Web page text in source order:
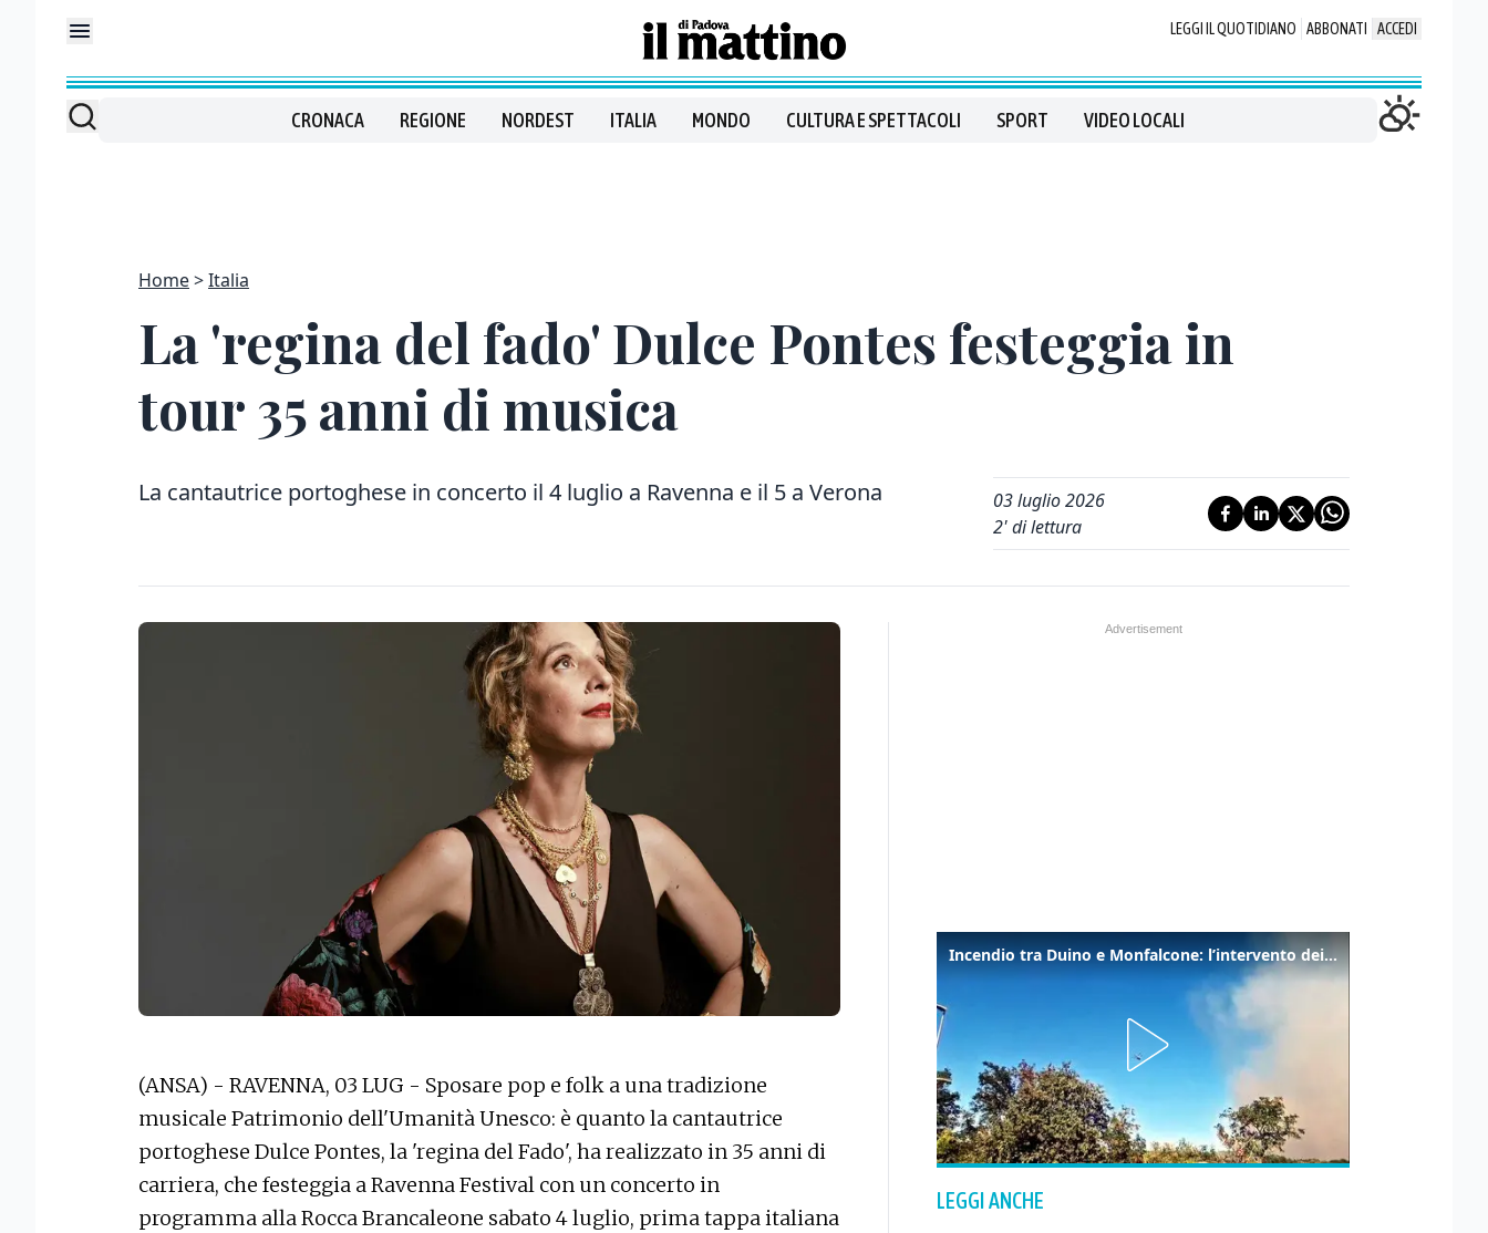
LEGGI IL QUOTIDIANO ABBONATI ACCEDI
CRONACA REGIONE NORDEST ITALIA MONDO CULTURA E SPETTACOLI SPORT VIDEO LOCALI
Home Italia
La 'regina del fado' Dulce Pontes festeggia in
tour 35 anni di musica
La cantautrice portoghese in concerto il 4 luglio a Ravenna e il 5 a Verona
03 luglio 2026
2' di lettura
(ANSA) - RAVENNA, 03 LUG - Sposare pop e folk a una tradizione
musicale Patrimonio dell'Umanità Unesco: è quanto la cantautrice
portoghese Dulce Pontes, la 'regina del Fado', ha realizzato in 35 anni di
carriera, che festeggia a Ravenna Festival con un concerto in
programma alla Rocca Brancaleone sabato 4 luglio, prima tappa italiana
Incendio tra Duino e Monfalcone: l’intervento dei vigili del fuoco
LEGGI ANCHE